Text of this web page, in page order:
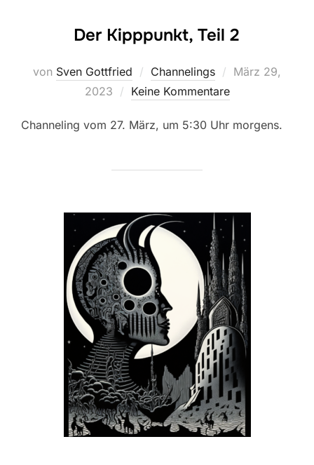
Der Kipppunkt, Teil 2
von Sven Gottfried Channelings
Veröffentlicht
März 29,
2023
Keine Kommentare
Channeling vom 27. März, um 5:30 Uhr morgens.